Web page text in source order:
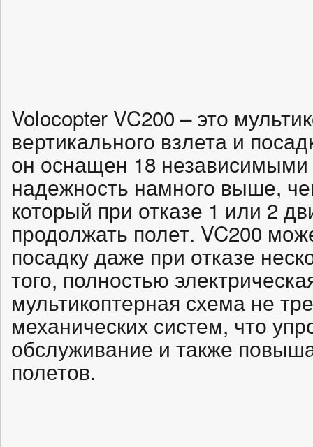
Volocopter VC200 – это
вертикального взлета и
он оснащен 18 независимыми
надежность намного выше,
который при отказе 1 или 2
продолжать полет. VC200
посадку даже при отказе
того, полностью
мультикоптерная схема не
механических систем, что
обслуживание и также
полетов.